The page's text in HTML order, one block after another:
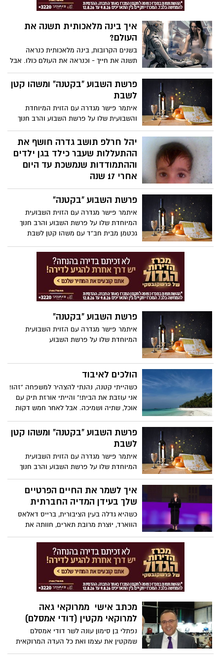
מענה לסגנונות למידה שונים ולערב תלמידים
איך בינה מלאכותית תשנה את
העולם?
בשנים הקרובות, בינה מלאכותית כנראה
תשנה את חייך - וכנראה את העולם כולו. אבל
אנשים מתקשים להסכים בדיוק איך AI ישפיע
על החברה שלנו. האם נוכל לבנות מערכות
בינה מלאכותית שיעזרו לנו לתקן את העולם?
חקור את המגבלות של בינה מלאכותית ואת
האפשרות ליצור טכנולוגיה תואמת אדם. בימוי
כריסטוף סארו, AIM Creative Studios,
קריינות על ידי ג'ורג' זיידן וסטיוארט ראסל,
מוזיקה מאת אנדרה איירס.
פרשת השבוע "בקטנה" ומשהו קטן
לשבת
איתמר פישר מגדרה עם הזוית המיוחדת
והשבועית שלו על פרשת השבוע והרב חנוך
גכטמן מבית חב"ד עם משהו קטן לשבת.
יהל חרלפ תושב גדרה חושף את
ההתעללות שעבר כילד בגן ילדים
וההתמודדות שנמשכת עד היום
אחרי 17 שנה
יהל חרלפ לא הצליח להשאר אדיש לפרשות
שמתפרסמות בחודשים האחרונים שמדווחות
שוב ושוב על מסכת התעללות גננות וסייעות
בחסרי ישע בגני הילדים. כעת הוא שובר
שתיקה וחושף בפוסט מטלטל שלא משאיר
ההתמודדות שנמשכת כבר 17 שנה ...
פרשת השבוע "בקטנה"
איתמר פישר מגדרה עם הזוית השבועית
המיוחדת שלו על פרשת השבוע והרב חנוך
גכטמן מבית חב"ד עם משהו קטן לשבת
פרשת השבוע "בקטנה"
איתמר פישר מגדרה עם הזוית השבועית
המיוחדת שלו על פרשת השבוע
הולכים לאיבוד
כשהייתי קטנה, נהנתי להצהיר למשפחה "זהו!
אני עוזבת את הבית!" והייתי אורזת תיק עם
אוכל, שתיה ושמיכה. אבל לאחר חמש דקות
פרשת השבוע "בקטנה" ומשהו קטן
לשבת
איתמר פישר מגדרה עם הזוית השבועית
המיוחדת שלו על פרשת השבוע והרב חנוך
גכטמן מבית חב"ד עם משהו קטן לשבת
והמצב. נאחל בעזרת השם שבת שקטה
ושלווה לכל תושבי המושבה
איך לשמר את החיים הפרטיים
שלך בעידן המדיה החברתית
כשהיא גדלה בעין הציבורית, ברייס דאלאס
הווארד, יוצרת מרובת תארים, חוותה את
הלחץ המוכר לחלוק את חייה עם העולם
ברשתות החברתיות. אבל בהדרכתה האיתנה
של אמה, הווארד למדה להציב גבולות אישיים
ולהתענג על היופי של רגעים פרטיים. בשיחה
אישית זו היא נעזרת בשלושה דורות של
חוכמה משפחתית כדי להזכיר לנו ש"חיים
אותם".
מכתב אישי ממרוקאי גאה
למרוקאי מקטין (דודי אמסלם)
נפתלי בן סימון עונה לשר דודי אמסלם
שמקטין את עצמו ואת כל העדה המרוקאית
יחד איתו - "בשורה התחתונה אנחנו 9 אחים,